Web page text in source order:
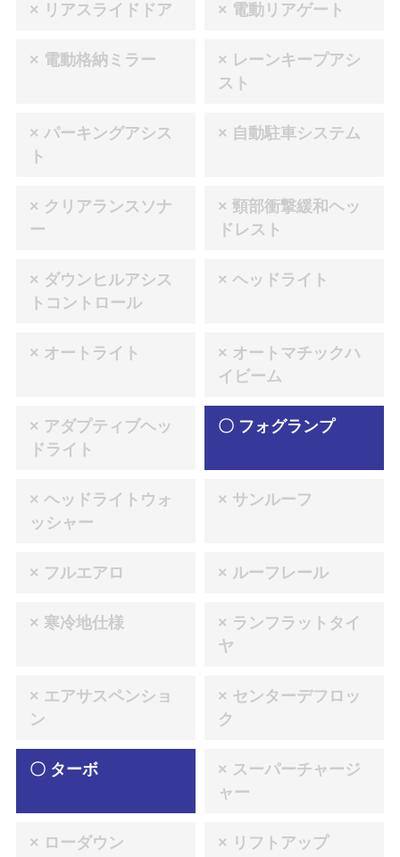
× リアスライドドア × 電動リアゲート
× 電動格納ミラー
× レーンキープアシ
スト
× パーキングアシス
ト
× 自動駐車システム
× クリアランスソナ
ー
× 頸部衝撃緩和ヘッ
ドレスト
× ダウンヒルアシス
トコントロール
× ヘッドライト
× オートライト
× オートマチックハ
イビーム
× アダプティブヘッ
ドライト
〇 フォグランプ
× ヘッドライトウォ
ッシャー
× サンルーフ
× フルエアロ × ルーフレール
× 寒冷地仕様
× ランフラットタイ
ヤ
× エアサスペンショ
ン
× センターデフロッ
ク
〇 ターボ
× スーパーチャージ
ャー
× ローダウン × リフトアップ